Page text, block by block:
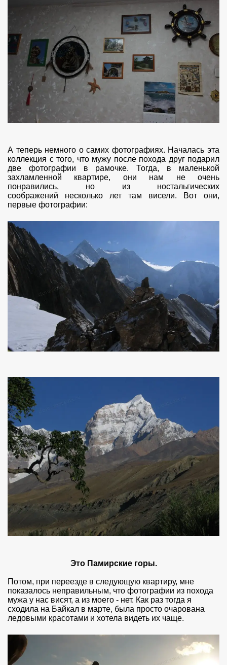
А теперь немного о самих фотографиях. Началась эта
коллекция с того, что мужу после похода друг подарил
две фотографии в рамочке. Тогда, в маленькой
захламленной квартире, они нам не очень
понравились, но из ностальгических
соображений несколько лет там висели. Вот они,
первые фотографии:
Это Памирские горы.
Потом, при переезде в следующую квартиру, мне
показалось неправильным, что фотографии из похода
мужа у нас висят, а из моего - нет. Как раз тогда я
сходила на Байкал в марте, была просто очарована
ледовыми красотами и хотела видеть их чаще.